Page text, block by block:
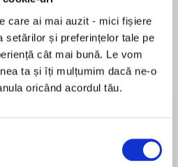
care ai mai auzit - mici fișiere
setărilor și preferințelor tale pe
cât mai bună. Le vom
ta și îți mulțumim dacă ne-o
oricând acordul tău.
la...
Weisberger
are great for growing
independent readers.